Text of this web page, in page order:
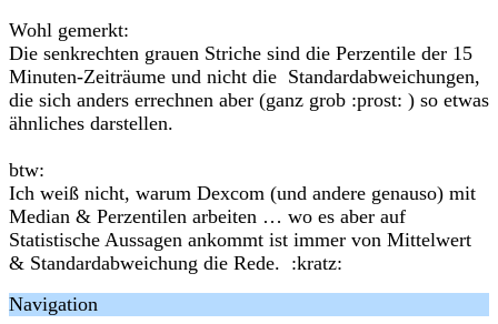
Wohl gemerkt:
Die senkrechten grauen Striche sind die Perzentile der 15
Minuten-Zeiträume und nicht die Standardabweichungen,
die sich anders errechnen aber (ganz grob :prost: ) so etwas
ähnliches darstellen.
btw:
Ich weiß nicht, warum Dexcom (und andere genauso) mit
Median & Perzentilen arbeiten … wo es aber auf
Statistische Aussagen ankommt ist immer von Mittelwert
& Standardabweichung die Rede. :kratz:
Navigation